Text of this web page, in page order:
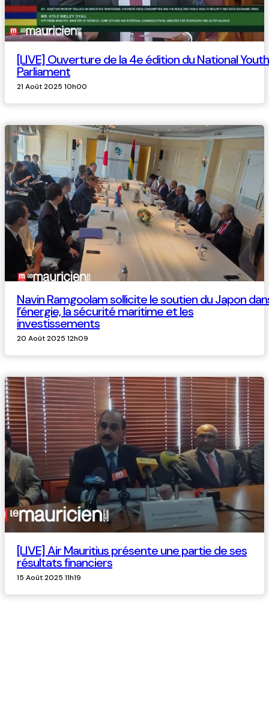
[LIVE] Ouverture de la 4e édition du National Youth
Parliament
21 Août 2025 10h00
Navin Ramgoolam sollicite le soutien du Japon
l’énergie, la sécurité maritime et les
investissements
20 Août 2025 12h09
[LIVE] Air Mauritius présente une partie de ses
résultats financiers
15 Août 2025 11h19